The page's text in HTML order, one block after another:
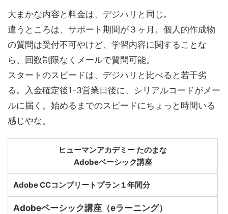
大まかな内容と料金は、デジハリと同じ。
違うところは、サポート期間が３ヶ月。個人的作成物
の質問は受付不可やけど、学習内容に関することな
ら、回数制限なくメールで質問可能。
スタートのスピードは、デジハリと比べると若干劣
る。入金確定後1-3営業日後に、シリアルコードがメー
ルに届く。始めるまでのスピードにちょっと時間いる
感じやな。
ヒューマンアカデミー たのまな
Adobeベーシック講座
Adobe CCコンプリートプラン１年間分
Adobeベーシック講座（eラーニング）